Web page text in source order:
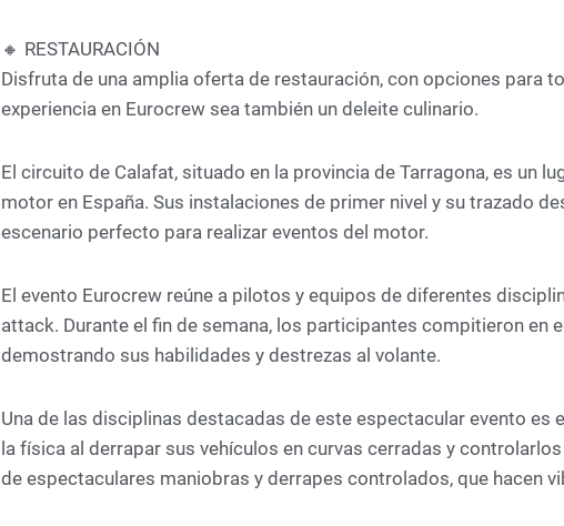
🔸 RESTAURACIÓN
Disfruta de una amplia oferta de restauración, con opciones para
experiencia en Eurocrew sea también un deleite culinario.
El circuito de Calafat, situado en la provincia de Tarragona, es un
motor en España. Sus instalaciones de primer nivel y su trazado
escenario perfecto para realizar eventos del motor.
El evento Eurocrew reúne a pilotos y equipos de diferentes
attack. Durante el fin de semana, los participantes compitieron en
demostrando sus habilidades y destrezas al volante.
Una de las disciplinas destacadas de este espectacular evento
la física al derrapar sus vehículos en curvas cerradas y
de espectaculares maniobras y derrapes controlados, que hacen